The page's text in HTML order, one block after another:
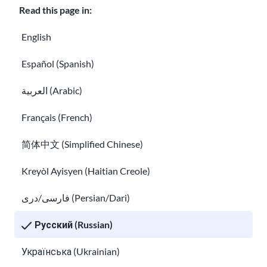
Read this page in:
English
Español (Spanish)
العربية (Arabic)
Français (French)
简体中文 (Simplified Chinese)
Kreyòl Ayisyen (Haitian Creole)
فارسی/دری (Persian/Dari)
Русский (Russian)
Українська (Ukrainian)
ия
нео
дим
пре
дпр
ть в
слу
сме
чел
ове